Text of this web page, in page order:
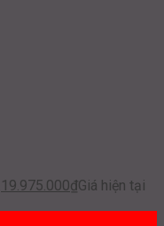
19.975.000₫Giá hiện tại